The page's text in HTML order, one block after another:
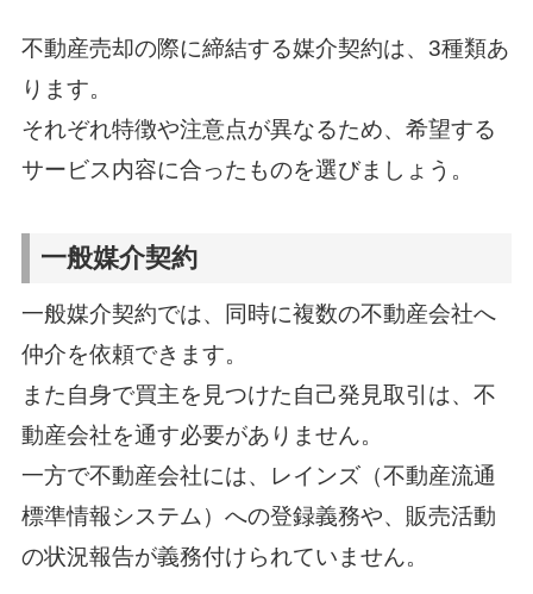
不動産売却の際に締結する媒介契約は、3種類あ
ります。
それぞれ特徴や注意点が異なるため、希望する
サービス内容に合ったものを選びましょう。
一般媒介契約
一般媒介契約では、同時に複数の不動産会社へ
仲介を依頼できます。
また自身で買主を見つけた自己発見取引は、不
動産会社を通す必要がありません。
一方で不動産会社には、レインズ（不動産流通
標準情報システム）への登録義務や、販売活動
の状況報告が義務付けられていません。